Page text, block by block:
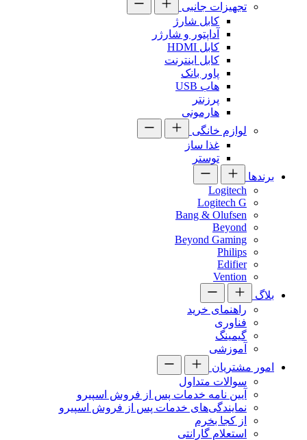
تجهیزات جانبی
کابل شارژ
آداپتور و شارژر
کابل HDMI
کابل اینترنت
پاور بانک
هاب USB
پرزنتر
هارمونی
لوازم خانگی
غذا ساز
توستر
برندها
Logitech
Logitech G
Bang & Olufsen
Beyond
Beyond Gaming
Philips
Edifier
Vention
بلاگ
راهنمای خرید
فناوری
گیمینگ
آموزشی
امور مشتریان
سوالات متداول
آیین نامه خدمات پس از فروش اسپیرو
نمایندگی‌های خدمات پس از فروش اسپیرو
از کجا بخرم
استعلام گارانتی